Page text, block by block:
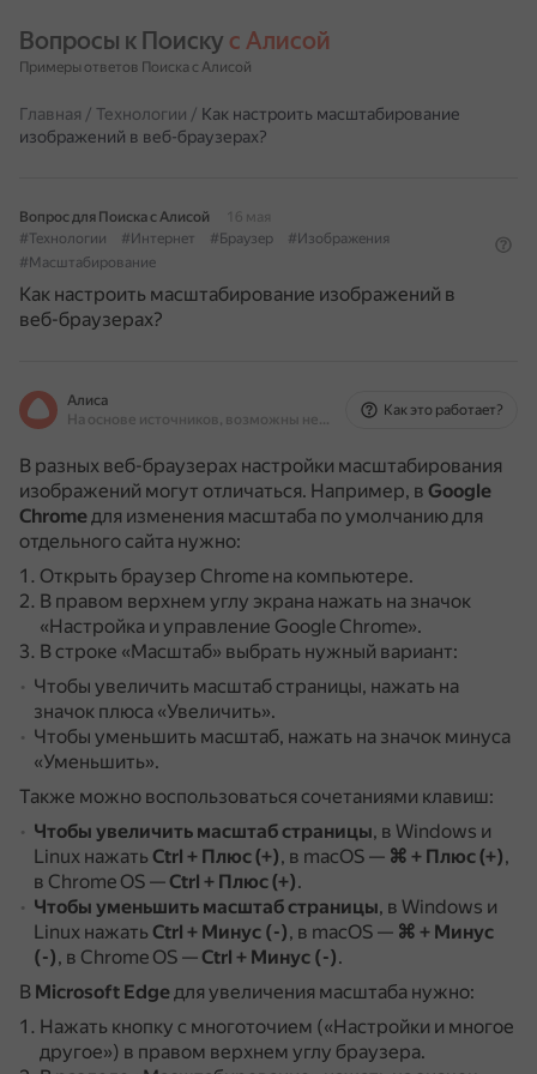
Вопросы к Поиску с Алисой
Примеры ответов Поиска с Алисой
Главная / Технологии / Как настроить масштабирование
изображений в веб-браузерах?
Вопрос для Поиска с Алисой
16 мая
#Технологии
#Интернет #Браузер
#Изображения
#Масштабирование
Как настроить масштабирование изображений в
веб-браузерах?
Алиса
На основе источников, возможны неточности
Как это работает?
В разных веб-браузерах настройки масштабирования
изображений могут отличаться. Например, в Google
Chromeдля изменения масштаба по умолчанию для
отдельного сайта нужно:
Открыть браузер Chrome на компьютере.
В правом верхнем углу экрана нажать на значок
«Настройка и управление Google Chrome».
В строке «Масштаб» выбрать нужный вариант:
Чтобы увеличить масштаб страницы, нажать на
значок плюса «Увеличить».
Чтобы уменьшить масштаб, нажать на значок минуса
«Уменьшить».
Также можно воспользоваться сочетаниями клавиш:
Чтобы увеличить масштаб страницы, в Windows и
Linux нажать Ctrl + Плюс (+), в macOS — ⌘ + Плюс (+),
в Chrome OS —Ctrl + Плюс (+).
Чтобы уменьшить масштаб страницы, в Windows и
Linux нажать Ctrl + Минус (-), в macOS — ⌘ + Минус
(-), в Chrome OS —Ctrl + Минус (-).
В Microsoft Edgeдля увеличения масштаба нужно:
Нажать кнопку с многоточием («Настройки и многое
другое») в правом верхнем углу браузера.